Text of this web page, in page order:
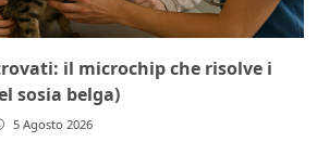
il microchip che risolve i
sosia belga)
5 Agosto 2026